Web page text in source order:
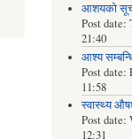
आशयको
Post date:
21:40
आश्य
Post date:
11:58
स्वास्थ्य
Post date:
12:31